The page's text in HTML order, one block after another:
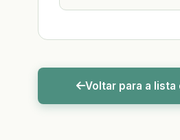
Voltar para a lista